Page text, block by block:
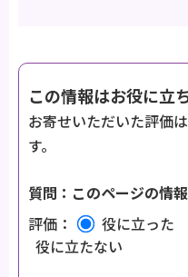
この情報はお役に立
お寄せいただいた評価
す。
質問：このページの情
評価：
役に立った
役に立たない